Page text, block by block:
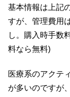
基本情報は上記
すが、管理費用
し。購入時手数
料なら無料)
医療系のアクテ
が多いのですが